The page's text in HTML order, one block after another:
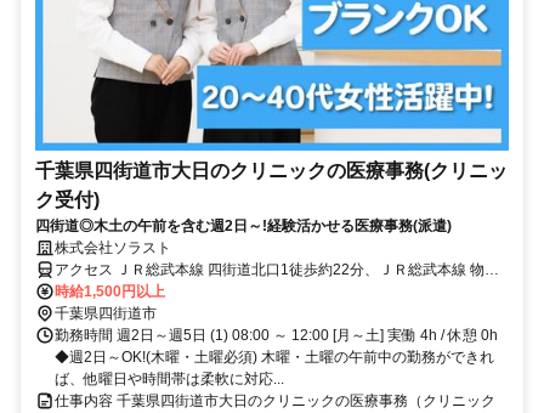
千葉県四街道市大日のクリニックの医療事務(クリニッ
ク受付)
四街道◎木土の午前を含む週2日～!経験活かせる医療事務(派遣)
株式会社ソラスト
アクセス ＪＲ総武本線 四街道北口1徒歩約22分、ＪＲ総武本線 物井
西口徒歩約51分、ＪＲ総武本線 都賀西口徒歩約63分 「四街道駅」徒
歩15分,マイカー通勤可,自転車通勤可,駐車場あり,駐輪場あり,敷地内
全て禁煙
時給1,500円以上
千葉県四街道市
勤務時間 週2日～週5日 (1) 08:00 ～ 12:00 [月～土] 実働 4h / 休憩 0h
◆週2日～OK!(木曜・土曜必須) 木曜・土曜の午前中の勤務ができれ
ば、他曜日や時間帯は柔軟に対応...
仕事内容 千葉県四街道市大日のクリニックの医療事務（クリニック